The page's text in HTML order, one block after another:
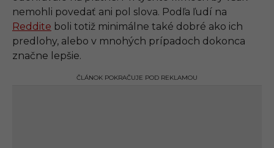
1
2
0
nemohli povedať ani pol slova. Podľa ľudí na
Reddite boli totiž minimálne také dobré ako ich
predlohy, alebo v mnohých prípadoch dokonca
značne lepšie.
ČLÁNOK POKRAČUJE POD REKLAMOU